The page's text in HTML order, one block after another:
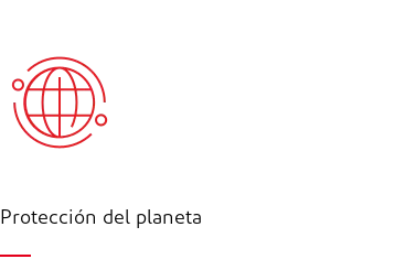
Protección del planeta